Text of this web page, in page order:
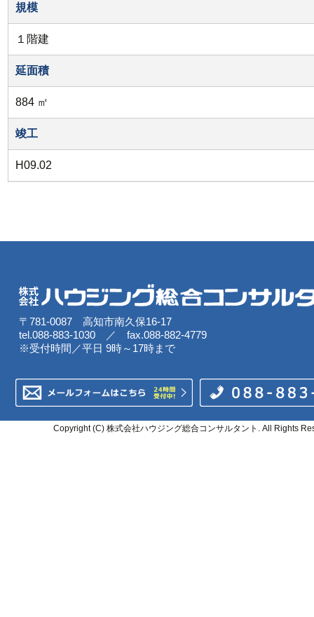
規模
１階建
延面積
884 ㎡
竣工
H09.02
〒781-0087 高知市南久保16-17
tel.088-883-1030 ／ fax.088-882-4779
※受付時間／平日 9時～17時まで
Copyright (C) 株式会社ハウジング総合コンサルタント. All Rights